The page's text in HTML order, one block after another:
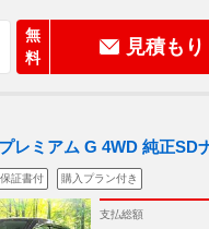
無
料
見積も
レミアム G 4WD 純正SD
証書付 購入プラン付き
支払総額